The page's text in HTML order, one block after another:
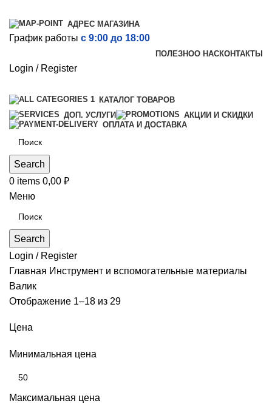
АДРЕС МАГАЗИНА
График работы с 9:00 до 18:00
ПОЛЕЗНОО НАСКОНТАКТЫ
Login / Register
КАТАЛОГ ТОВАРОВ
ДОП. УСЛУГИ
АКЦИИ И СКИДКИ
ОПЛАТА И ДОСТАВКА
Search
0 items 0,00 ₽
Меню
Search
Login / Register
Главная Инструмент и вспомогательные материалы
Валик
Отображение 1–18 из 29
Цена
Минимальная цена
Максимальная цена